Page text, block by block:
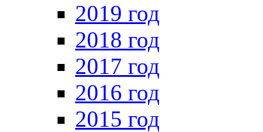
2019 год
2018 год
2017 год
2016 год
2015 год